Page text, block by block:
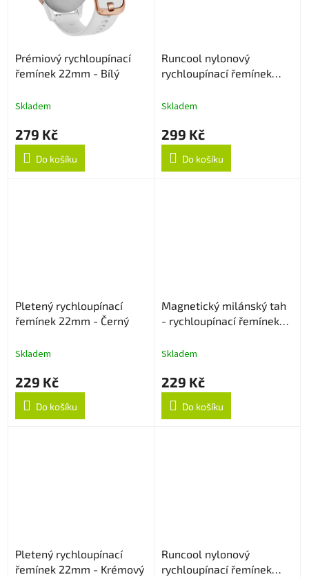
Prémiový rychloupínací
řemínek 22mm - Bílý
Skladem
279 Kč
Do košíku
Runcool nylonový
rychloupínací řemínek
Skladem
299 Kč
Do košíku
Pletený rychloupínací
řemínek 22mm - Černý
Skladem
229 Kč
Do košíku
Magnetický milánský tah
- rychloupínací řemínek
Skladem
229 Kč
Do košíku
Pletený rychloupínací
řemínek 22mm - Krémový
Runcool nylonový
rychloupínací řemínek